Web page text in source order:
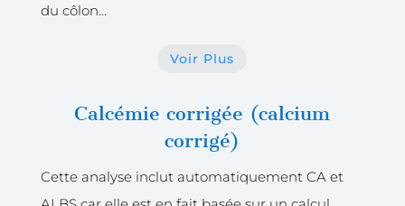
du côlon…
Voir Plus
Calcémie corrigée (calcium
corrigé)
Cette analyse inclut automatiquement CA et